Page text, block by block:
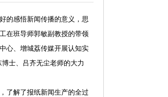
的感悟新闻传播的意义，思
在班导师郭敏副教授的带领
心、增城荔传媒开展认知实
士、吕齐无尘老师的大力
了解了报纸新闻生产的全过